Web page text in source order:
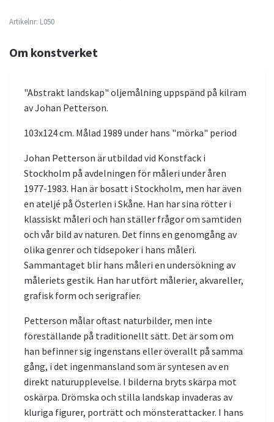
Artikelnr: L050
Om konstverket
"Abstrakt landskap" oljemålning uppspänd på kilram
av Johan Petterson.
103x124 cm. Målad 1989 under hans "mörka" period
Johan Petterson är utbildad vid Konstfack i
Stockholm på avdelningen för måleri under åren
1977-1983. Han är bosatt i Stockholm, men har även
en ateljé på Österlen i Skåne. Han har sina rötter i
klassiskt måleri och han ställer frågor om samtiden
och vår bild av naturen. Det finns en genomgång av
olika genrer och tidsepoker i hans måleri.
Sammantaget blir hans måleri en undersökning av
måleriets gestik. Han har utfört målerier, akvareller,
grafisk form och serigrafier.
Petterson målar oftast naturbilder, men inte
föreställande på traditionellt sätt. Det är som om
han befinner sig ingenstans eller överallt på samma
gång, i det ingenmansland som är syntesen av en
direkt naturupplevelse. I bilderna bryts skärpa mot
oskärpa. Drömska och stilla landskap invaderas av
kluriga figurer, porträtt och mönsterattacker. I hans